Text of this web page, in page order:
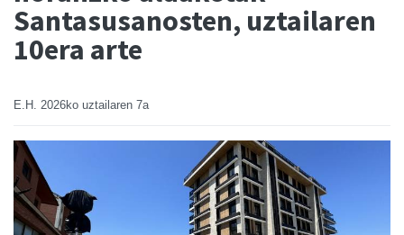
Santasusanosten, uztailaren
10era arte
E.H. 2026ko uztailaren 7a